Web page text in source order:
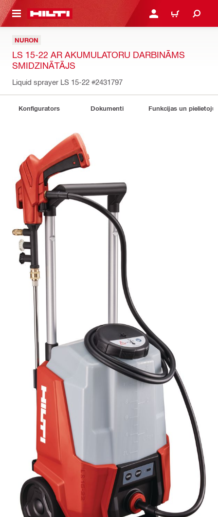
SATURU PIESLĒGTIES VAI
IEPIRKŠANĀS
NURON
LS 15-22 AR AKUMULATORU DARBINĀMS
SMIDZINĀTĀJS
Liquid sprayer LS 15-22 #2431797
Konfigurators Dokumenti Funkcijas un